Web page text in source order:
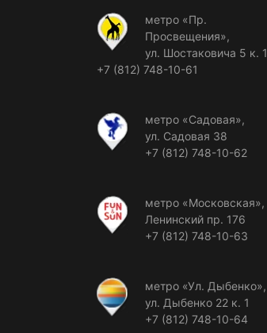
метро «Пр.
Просвещения»,
ул. Шостаковича 5 к. 1
+7 (812) 748-10-61
метро «Садовая»,
ул. Садовая 38
+7 (812) 748-10-62
метро «Московская»,
Ленинский пр. 176
+7 (812) 748-10-63
метро «Ул. Дыбенко»,
ул. Дыбенко 22 к. 1
+7 (812) 748-10-64